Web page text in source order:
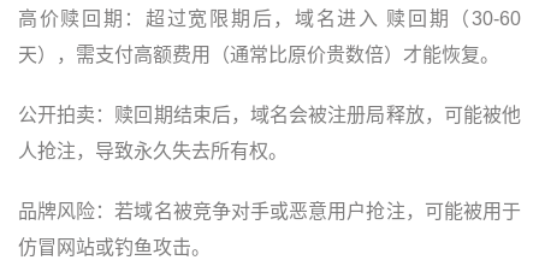
高价赎回期：超过宽限期后，域名进入 赎回期（30-60
天），需支付高额费用（通常比原价贵数倍）才能恢复。
公开拍卖：赎回期结束后，域名会被注册局释放，可能被他
人抢注，导致永久失去所有权。
品牌风险：若域名被竞争对手或恶意用户抢注，可能被用于
仿冒网站或钓鱼攻击。